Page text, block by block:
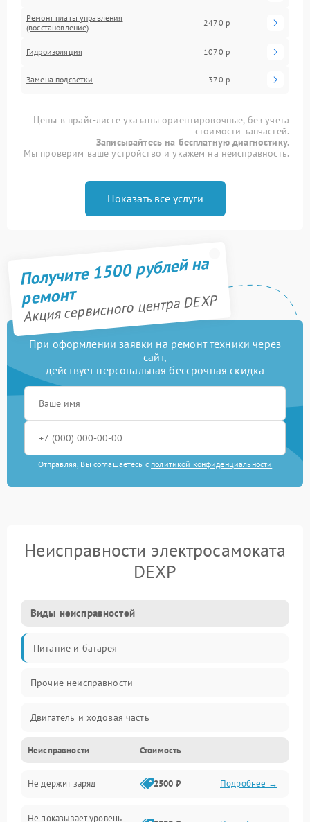
Ремонт платы управления
(восстановление)
2470 р
Гидроизоляция 1070 р
Замена подсветки 370 р
Цены в прайс-листе указаны ориентировочные, без учета
стоимости запчастей.
Записывайтесь на бесплатную диагностику.
Мы проверим ваше устройство и укажем на неисправность.
Показать все услуги
Получите 1500 рублей на
ремонт
Акция сервисного центра DEXP
При оформлении заявки на ремонт техники через
сайт,
действует персональная бессрочная скидка
Отправляя, Вы соглашаетесь с политикой конфиденциальности
Неисправности электросамоката
DEXP
Виды неисправностей
Питание и батарея
Прочие неисправности
Двигатель и ходовая часть
Тормоза и безопасность
Подвеска и колеса
Неисправности Стоимость
Не держит заряд 2500 ₽ Подробнее →
Не показывает уровень